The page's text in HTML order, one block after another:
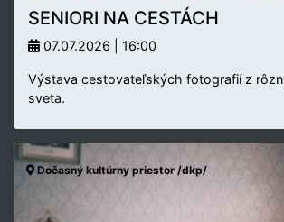
SENIORI NA CESTÁCH
07.07.2026 | 16:00
Výstava cestovateľských fotografií z
sveta.
Dočasný kultúrny priestor /dkp/